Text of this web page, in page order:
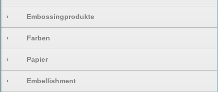
› Embossingprodukte
› Farben
› Papier
› Embellishment